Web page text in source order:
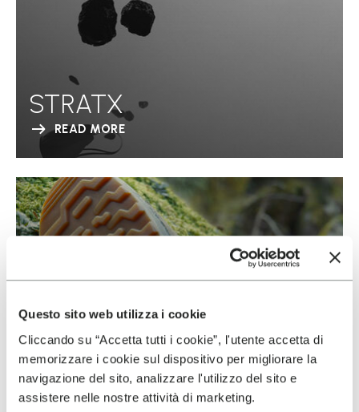
Questo sito web utilizza i cookie
Cliccando su “Accetta tutti i cookie”, l'utente accetta di
memorizzare i cookie sul dispositivo per migliorare la
navigazione del sito, analizzare l'utilizzo del sito e
assistere nelle nostre attività di marketing.
STRATX
READ MORE